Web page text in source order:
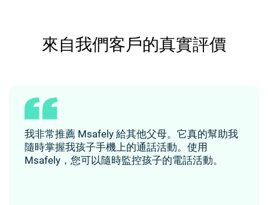
來自我們客戶的真實評價
我非常推薦 Msafely 給其他父母。它真的幫助我
隨時掌握我孩子手機上的通話活動。使用
Msafely，您可以隨時監控孩子的電話活動。